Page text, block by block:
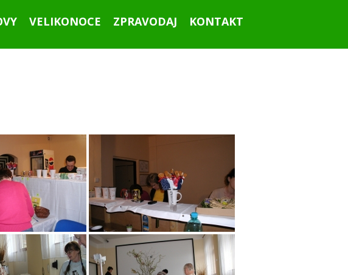
Ahoj všichni!
VELIKONOCE ZPRAVODAJ KONTAKT